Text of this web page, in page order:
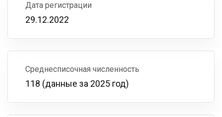
Дата регистрации
29.12.2022
Среднесписочная численность
118 (данные за 2025 год)